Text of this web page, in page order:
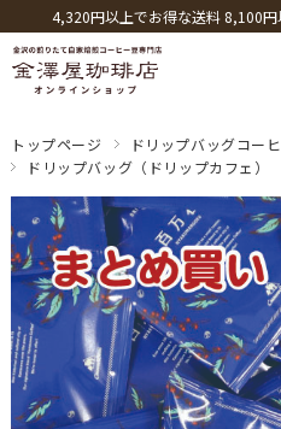
4,320円以上でお得な送料 8,100
トップページ
ドリップバッグコー
ドリップバッグ（ドリップカフェ）